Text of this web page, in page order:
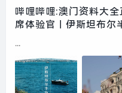
哔哩哔哩:澳门资料大
席体验官｜伊斯坦布尔
...